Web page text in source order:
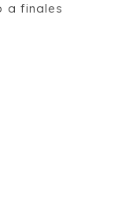
a finales